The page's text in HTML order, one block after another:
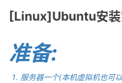
[Linux]Ubuntu安装
准备:
服务器一个(本机虚拟机也可